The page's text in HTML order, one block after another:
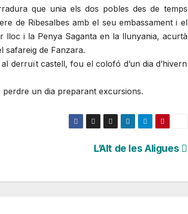
que unia els dos pobles des de temps
de Ribesalbes amb el seu embassament i el
lloc i la Penya Saganta en la llunyania, acurtà
safareig de Fanzara.
derruït castell, fou el colofó d’un dia d’hivern
un dia preparant excursions.
L’Alt de les Aligues